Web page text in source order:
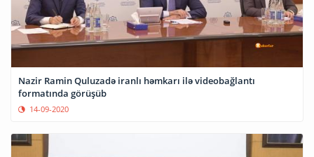
Nazir Ramin Quluzadə iranlı həmkarı ilə videobağlantı
formatında görüşüb
14-09-2020